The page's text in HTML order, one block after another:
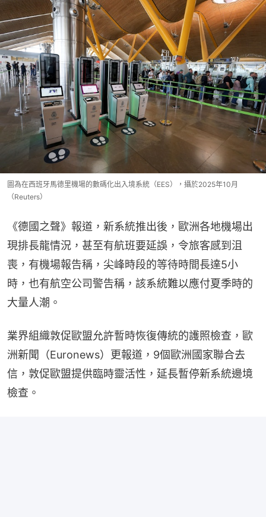
圖為在西班牙馬德里機場的數碼化出入境系統（EES），攝於2025年10月
（Reuters）
《德國之聲》報道，新系統推出後，歐洲各地機場出
現排長龍情況，甚至有航班要延誤，令旅客感到沮
喪，有機場報告稱，尖峰時段的等待時間長達5小
時，也有航空公司警告稱，該系統難以應付夏季時的
大量人潮。
業界組織敦促歐盟允許暫時恢復傳統的護照檢查，歐
洲新聞（Euronews）更報道，9個歐洲國家聯合去
信，敦促歐盟提供臨時靈活性，延長暫停新系統邊境
檢查。